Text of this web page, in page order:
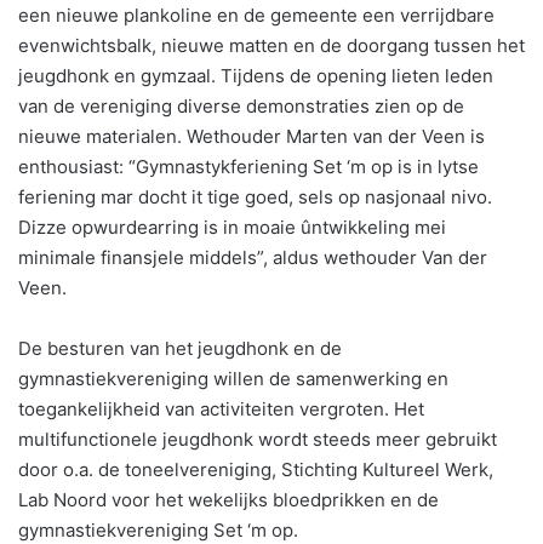
een nieuwe plankoline en de gemeente een verrijdbare
evenwichtsbalk, nieuwe matten en de doorgang tussen het
jeugdhonk en gymzaal. Tijdens de opening lieten leden
van de vereniging diverse demonstraties zien op de
nieuwe materialen. Wethouder Marten van der Veen is
enthousiast: “Gymnastykferiening Set ‘m op is in lytse
feriening mar docht it tige goed, sels op nasjonaal nivo.
Dizze opwurdearring is in moaie ûntwikkeling mei
minimale finansjele middels”, aldus wethouder Van der
Veen.
De besturen van het jeugdhonk en de
gymnastiekvereniging willen de samenwerking en
toegankelijkheid van activiteiten vergroten. Het
multifunctionele jeugdhonk wordt steeds meer gebruikt
door o.a. de toneelvereniging, Stichting Kultureel Werk,
Lab Noord voor het wekelijks bloedprikken en de
gymnastiekvereniging Set ‘m op.